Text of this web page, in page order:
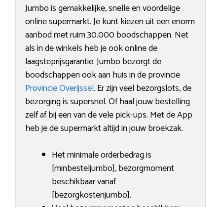
Jumbo is gemakkelijke, snelle en voordelige
online supermarkt. Je kunt kiezen uit een enorm
aanbod met ruim 30.000 boodschappen. Net
als in de winkels heb je ook online de
laagsteprijsgarantie. Jumbo bezorgt de
boodschappen ook aan huis in de provincie
Provincie Overijssel. Er zijn veel bezorgslots, de
bezorging is supersnel. Of haal jouw bestelling
zelf af bij een van de vele pick-ups. Met de App
heb je de supermarkt altijd in jouw broekzak.
Het minimale orderbedrag is
[minbesteljumbo], bezorgmoment
beschikbaar vanaf
[bezorgkostenjumbo].